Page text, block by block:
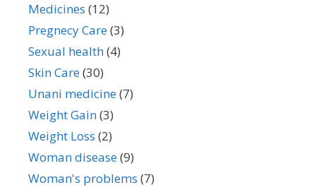
Medicines (12)
Pregnecy Care(3)
Sexual health(4)
Skin Care(30)
Unani medicine(7)
Weight Gain(3)
Weight Loss (2)
Woman disease(9)
Woman's problems (7)